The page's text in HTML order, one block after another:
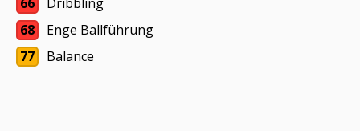
68
Enge Ballführung
77
Balance